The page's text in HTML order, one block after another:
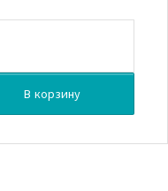
В корзину